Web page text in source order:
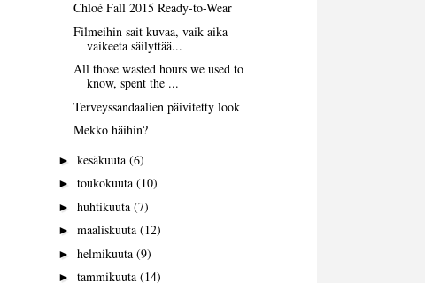
Chloé Fall 2015 Ready-to-Wear
Filmeihin sait kuvaa, vaik aika
vaikeeta säilyttää...
All those wasted hours we used to
know, spent the ...
Terveyssandaalien päivitetty look
Mekko häihin?
► kesäkuuta (6)
► toukokuuta (10)
► huhtikuuta (7)
► maaliskuuta (12)
► helmikuuta (9)
► tammikuuta (14)